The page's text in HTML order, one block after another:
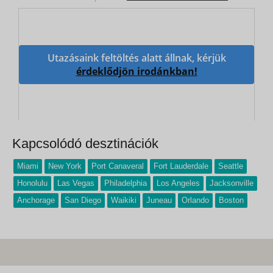
Utazásaink feltöltés alatt állnak, kérjük
érdeklődjön irodánkban!
Kapcsolódó desztinációk
Miami New York Port Canaveral Fort Lauderdale
Seattle
Honolulu
Las Vegas Philadelphia Los Angeles
Jacksonville
Anchorage
San Diego Waikiki Juneau Orlando Boston